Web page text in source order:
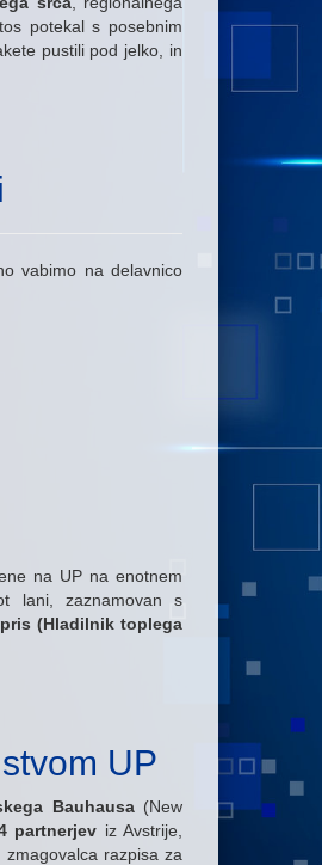
potekal s posebnim
pustili pod jelko, in
vabimo na delavnico
na UP na enotnem
lani, zaznamovan s
(Hladilnik toplega
UP
Bauhausa (New
partnerjev iz Avstrije,
zmagovalca razpisa za